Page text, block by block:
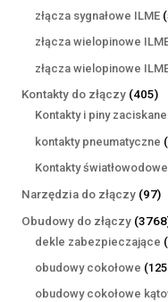
złącza sygnałowe ILME
złącza wielopinowe
złącza wielopinowe
Kontakty do złączy 405405
Kontakty i piny zaciskane
kontakty pneumatyczne
Kontakty światłowodowe
Narzędzia do złączy 9797
Obudowy do złączy 3768
dekle zabezpieczające
obudowy cokołowe
obudowy cokołowe